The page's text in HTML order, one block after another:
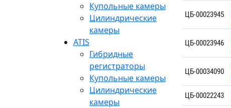
Купольные камеры
Цилиндрические
камеры
ATIS
Гибридные
регистраторы
Купольные камеры
Цилиндрические
камеры
ЦБ-00023945
ЦБ-00023946
ЦБ-00034090
ЦБ-00022243